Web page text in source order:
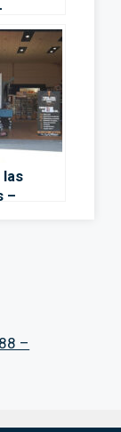
las
–
–